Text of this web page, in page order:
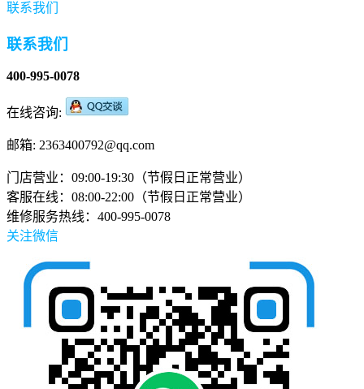
联系我们
联系我们
400-995-0078
在线咨询:
邮箱: 2363400792@qq.com
门店营业：09:00-19:30（节假日正常营业）
客服在线：08:00-22:00（节假日正常营业）
维修服务热线：400-995-0078
关注微信